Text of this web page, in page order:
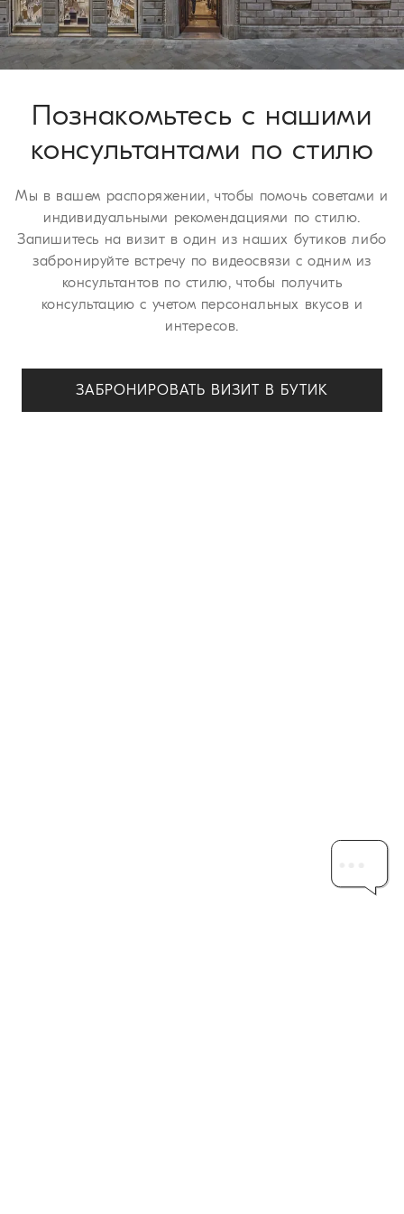
изделия. Мы рады предложить эти услуги бесплатно всем
нашим клиентам. Для получения более подробной
информации о сроках доставки ознакомьтесь с разделом
страницы Процедура возврата
Познакомьтесь с нашими
консультантами по стилю
Мы в вашем распоряжении, чтобы помочь советами и
индивидуальными рекомендациями по стилю.
Запишитесь на визит в один из наших бутиков либо
забронируйте встречу по видеосвязи с одним из
консультантов по стилю, чтобы получить
консультацию с учетом персональных вкусов и
интересов.
ЗАБРОНИРОВАТЬ ВИЗИТ В БУТИК